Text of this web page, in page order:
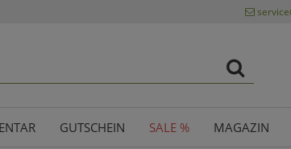
GUTSCHEIN SALE % MAGAZIN